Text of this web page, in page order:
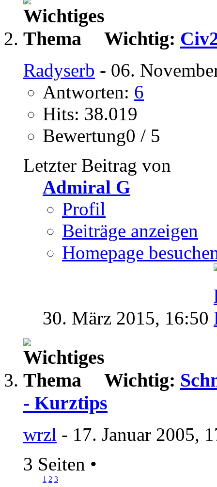
Wichtig:
Radyserb - 06.
Antworten: 6
Hits: 38.019
Bewertung0 / 5
Letzter Beitrag von
Admiral G
Profil
Beiträge anzeigen
Homepage
30. März 2015, 16:50
Wichtig:
- Kurztips
wrzl - 17. Januar 2005,
3 Seiten •
1 2 3